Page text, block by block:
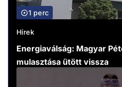
1 perc
Hírek
Energiaválság: Magyar
mulasztása ütött vissza